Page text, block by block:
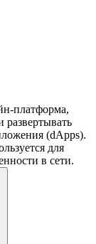
платформа,
развертывать
(dApps).
для
в сети.